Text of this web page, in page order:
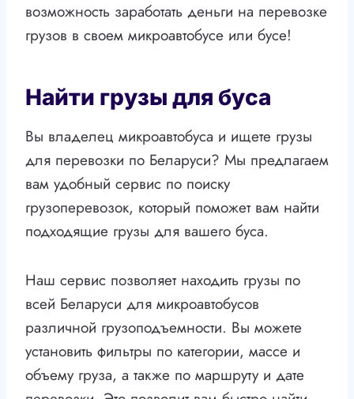
возможность заработать деньги на перевозке
грузов в своем микроавтобусе или бусе!
Найти грузы для буса
Вы владелец микроавтобуса и ищете грузы
для перевозки по Беларуси? Мы предлагаем
вам удобный сервис по поиску
грузоперевозок, который поможет вам найти
подходящие грузы для вашего буса.
Наш сервис позволяет находить грузы по
всей Беларуси для микроавтобусов
различной грузоподъемности. Вы можете
установить фильтры по категории, массе и
объему груза, а также по маршруту и дате